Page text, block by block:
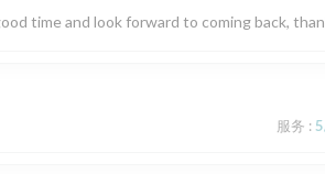
time and look forward to coming back,
服务 : 5